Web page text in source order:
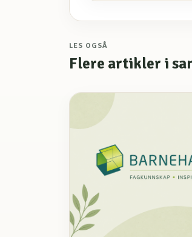
LES OGSÅ
Flere artikler i